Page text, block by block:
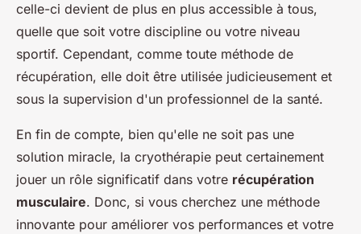
celle-ci devient de plus en plus accessible à tous,
quelle que soit votre discipline ou votre niveau
sportif. Cependant, comme toute méthode de
récupération, elle doit être utilisée judicieusement et
sous la supervision d'un professionnel de la santé.
En fin de compte, bien qu'elle ne soit pas une
solution miracle, la cryothérapie peut certainement
jouer un rôle significatif dans votre récupération
musculaire. Donc, si vous cherchez une méthode
innovante pour améliorer vos performances et votre